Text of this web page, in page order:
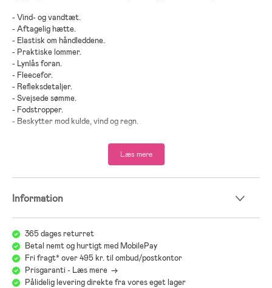
- Vind- og vandtæt.
- Aftagelig hætte.
- Elastisk om håndleddene.
- Praktiske lommer.
- Lynlås foran.
- Fleecefor.
- Refleksdetaljer.
- Svejsede sømme.
- Fodstropper.
- Beskytter mod kulde, vind og regn.
Læs mere
Information
365 dages returret
Betal nemt og hurtigt med MobilePay
Fri fragt* over 495 kr. til ombud/postkontor
Prisgaranti - Læs mere ->
Pålidelig levering direkte fra vores eget lager